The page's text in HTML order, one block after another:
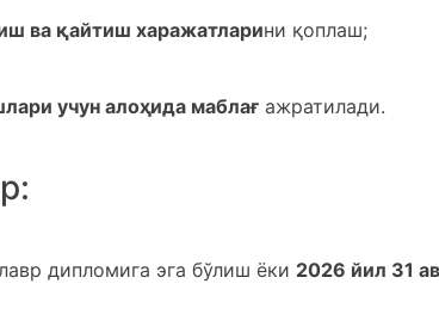
ва қайтиш харажатларини қоплаш;
учун алоҳида маблағ ажратилади.
дипломига эга бўлиш ёки 2026 йил 31